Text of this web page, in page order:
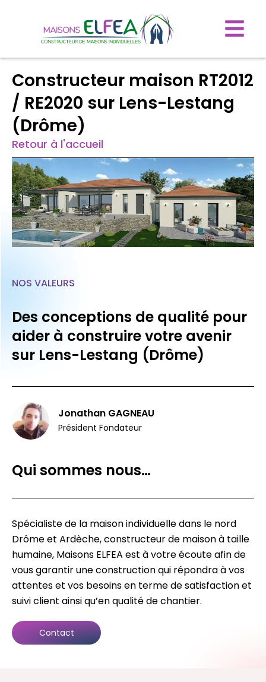
Constructeur maison RT2012
/ RE2020 sur Lens-Lestang
(Drôme)
Retour à l'accueil
Qui sommes nous…
Spécialiste de la maison individuelle dans le nord
Drôme et Ardèche, constructeur de maison à taille
humaine, Maisons ELFEA est à votre écoute afin de
vous garantir une construction qui répondra à vos
attentes et vos besoins en terme de satisfaction et
suivi client ainsi qu’en qualité de chantier.
Contact
NOS VALEURS
Des conceptions de qualité pour
aider à construire votre avenir
sur Lens-Lestang (Drôme)
Jonathan GAGNEAU
Président Fondateur